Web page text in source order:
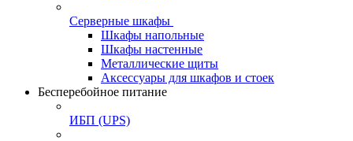
Серверные шкафы
Шкафы напольные
Шкафы настенные
Металлические щиты
Аксессуары для шкафов и стоек
Бесперебойное питание
ИБП (UPS)